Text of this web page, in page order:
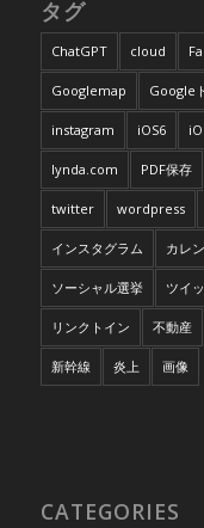
タグ
ChatGPT cloud
Googlemap Google
instagram iOS6
lynda.com PDF保存
twitter wordpress
インスタグラム カレ
ソーシャル選挙 ツイ
リンクトイン 不動産
新幹線 炎上 画像
CATEGORIES